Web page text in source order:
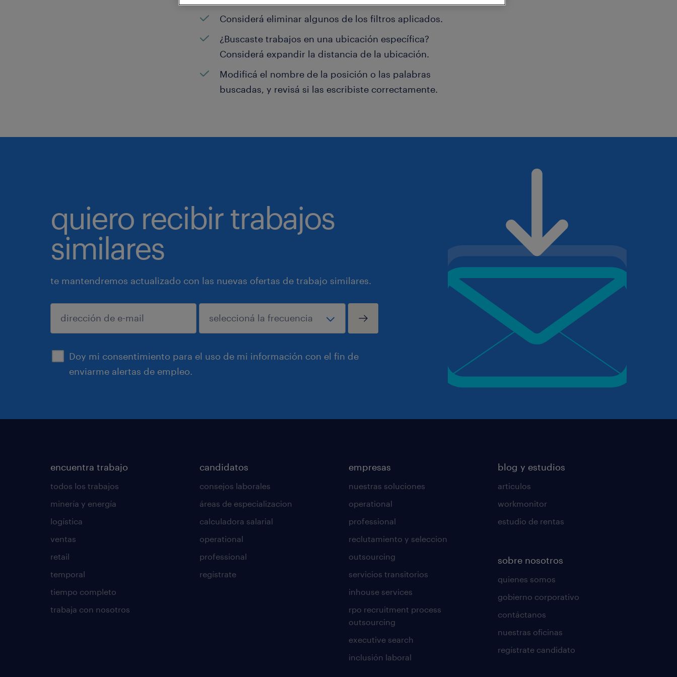
Considerá eliminar algunos de los filtros aplicados.
¿Buscaste trabajos en una ubicación específica?
Considerá expandir la distancia de la ubicación.
Modificá el nombre de la posición o las palabras
buscadas, y revisá si las escribiste correctamente.
quiero recibir trabajos
similares
te mantendremos actualizado con las nuevas ofertas de trabajo similares.
Doy mi consentimiento para el uso de mi información con el fin de
enviarme alertas de empleo.
enviar
encuentra trabajo
todos los trabajos
minería y energía
logística
ventas
retail
temporal
tiempo completo
trabaja con nosotros
candidatos
consejos laborales
áreas de especializacion
calculadora salarial
operational
professional
regístrate
empresas
nuestras soluciones
operational
professional
reclutamiento y seleccion
outsourcing
servicios transitorios
inhouse services
rpo recruitment process
outsourcing
executive search
inclusión laboral
blog y estudios
articulos
workmonitor
estudio de rentas
sobre nosotros
quienes somos
gobierno corporativo
contáctanos
nuestras oficinas
regístrate candidato